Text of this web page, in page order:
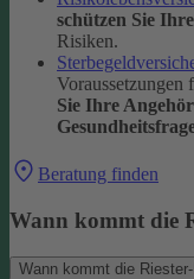
schützen Sie
Risiken.
Voraussetzungen
Sie Ihre
Beratung finden
Wann kommt die
Wann kommt die